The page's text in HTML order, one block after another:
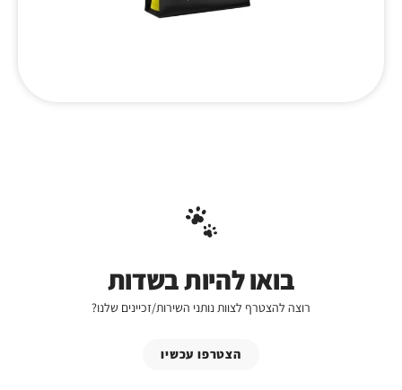
בואו להיות בשדות
רוצה להצטרף לצוות נותני השירות/זכיינים שלנו?
הצטרפו עכשיו